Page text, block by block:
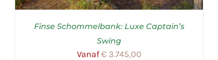
Finse Schommelbank: Luxe Captain’s
Swing
Vanaf€3.745,00